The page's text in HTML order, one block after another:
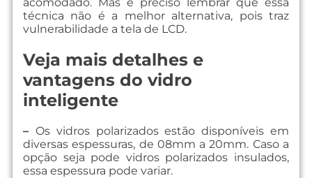
técnica não é a melhor alternativa, pois traz
vulnerabilidade a tela de LCD.
Veja mais detalhes e
vantagens do vidro
inteligente
– Os vidros polarizados estão disponíveis em
diversas espessuras, de 08mm a 20mm. Caso a
opção seja pode vidros polarizados insulados,
essa espessura pode variar.